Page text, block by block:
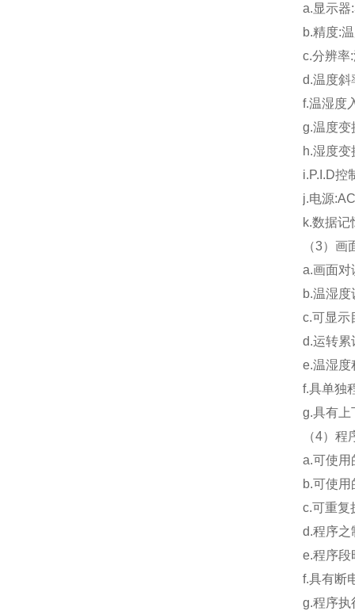
a.显示器
b.精度:
c.分辨率
d.温度斜
f.温湿度
g.温度
h.湿度
i.P.I.D控
j.电源
k.数据记
（3）画
a.画面对
b.温湿
c.可显示
d.运转累
e.温湿度
f.具单独
g.具有上
（4）程
a.可使用
b.可使
c.可重复
d.程序之
e.程序段
f.具有断
g.程序执